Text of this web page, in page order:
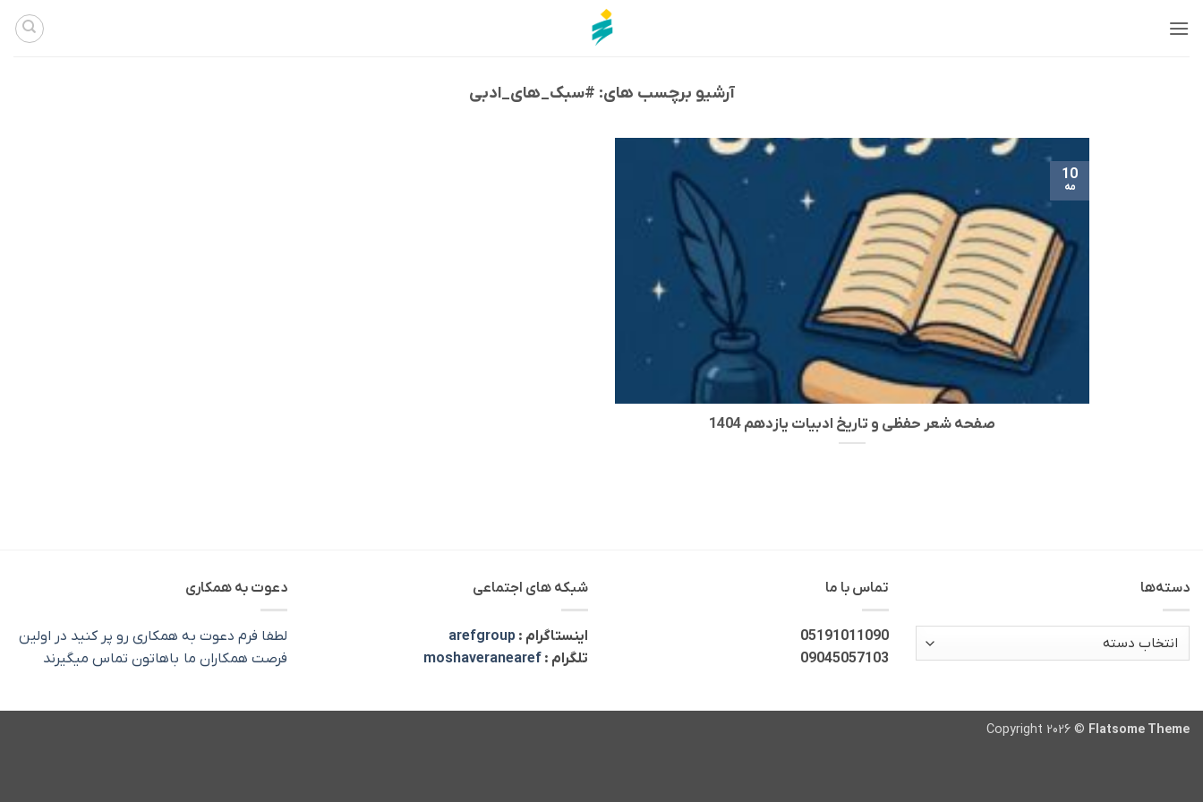
آرشیو برچسب های: #سبک_های_ادبی
صفحه شعر حفظی و تاریخ ادبیات یازدهم 1404
10
مه
دسته‌ها
دسته‌ها
تماس با ما
05191011090
09045057103
شبکه های اجتماعی
اینستاگرام : arefgroup
تلگرام : moshaveranearef
دعوت به همکاری
لطفا فرم دعوت به همکاری رو پر کنید در اولین
فرصت همکاران ما باهاتون تماس میگیرند
Copyright 2026 © Flatsome Theme